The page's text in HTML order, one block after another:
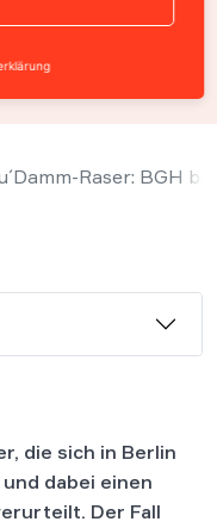
Raser: BGH
die sich in Berlin
dabei einen
Der Fall